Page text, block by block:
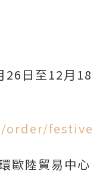
日至12月18
festive
歐陸貿易中心